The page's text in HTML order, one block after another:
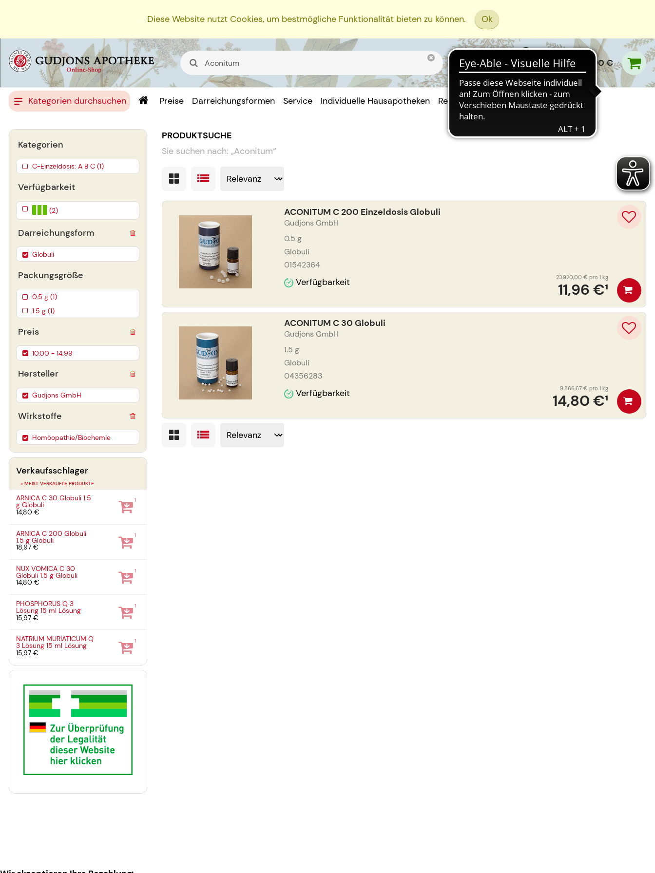
Diese Website nutzt Cookies, um bestmögliche Funktionalität bieten zu können. Ok
0,00 €
Kategorien durchsuchen Preise Darreichungsformen Service Individuelle Hausapotheken Rezept Einreichen
PRODUKTSUCHE
Sie suchen nach: „Aconitum“
ACONITUM C 200 Einzeldosis Globuli
Gudjons GmbH
0.5 g
Globuli
01542364
Verfügbarkeit 11,96 €¹
23.920,00 € pro 1 kg
ACONITUM C 30 Globuli
Gudjons GmbH
1.5 g
Globuli
04356283
Verfügbarkeit 14,80 €¹
9.866,67 € pro 1 kg
Verfügbarkeit
(2)
Darreichungsform
Globuli
Packungsgröße
0.5 g (1)
1.5 g (1)
Preis
10.00 - 14.99
Hersteller
Gudjons GmbH
Wirkstoffe
Homöopathie/Biochemie
Kategorien
C-Einzeldosis: A B C (1)
Verkaufsschlager
» MEIST VERKAUFTE PRODUKTE
ARNICA C 30 Globuli1.5
gGlobuli
14,80 €
1
ARNICA C 200 Globuli
1.5 gGlobuli
18,97 €
1
NUX VOMICA C 30
Globuli1.5 gGlobuli
14,80 €
1
PHOSPHORUS Q 3
Lösung15 ml Lösung
15,97 €
1
NATRIUM MURIATICUM Q
3 Lösung15 ml Lösung
15,97 €
1